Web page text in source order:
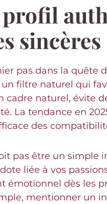
sincères
pas dans la quête
filtre naturel qui
cadre naturel, évite
La tendance en
des
pas être un simple
liée à vos
émotionnel dès les
mentionner un